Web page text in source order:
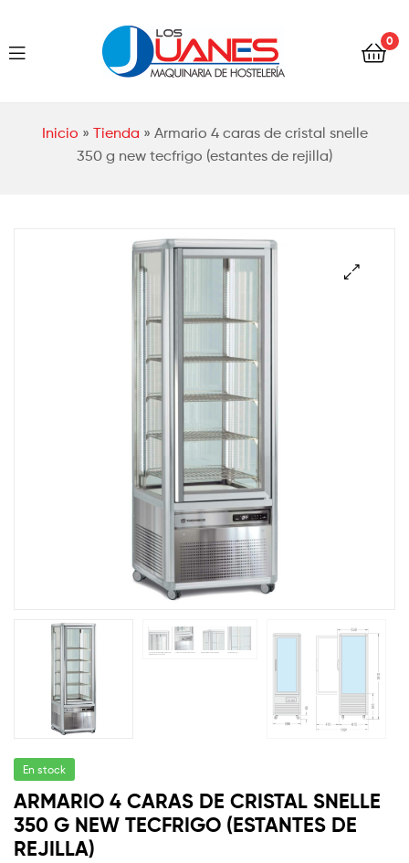
Los
0
Inicio » Tienda » Armario 4 caras de cristal snelle
350 g new tecfrigo (estantes de rejilla)
Los
En stock
ARMARIO 4 CARAS DE CRISTAL SNELLE
350 G NEW TECFRIGO (ESTANTES DE
REJILLA)